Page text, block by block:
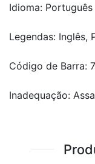
Idioma:
Legendas: Inglês,
Código de Barra:
Inadequação: